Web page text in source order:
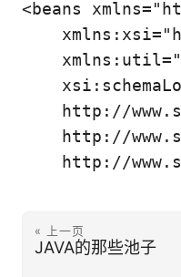
<beans
http://
http://
http://
« 上一页
JAVA的那些池子